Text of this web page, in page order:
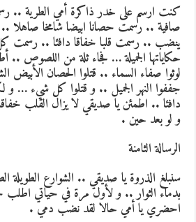
كنت ارسم على خدر ذاكرة أمي الطرية ..
صافية .. رسمت حصانا ابيضا شامخا صاهلا ..
ينضب .. رسمت قلبا خفاقا دافئا .. رسمت
حكاياتها الجميلة … فجاء ثلة من اللصوص
لوثوا صفاء السماء .. قتلوا الحصان الأبيض
جففوا النهر الجميل .. و قتلوا كل شيء … و
دافئا .. اطمئن يا صديقي لا يزال القلب
و لو بعد حين .
الرسالة الثامنة
سنبلغ الذروة يا صديقي .. الشوارع الطويلة
بدماء الثوار .. و لأول مرة في حياتي
احضري يا أمي حالا لقد نضب دمي .